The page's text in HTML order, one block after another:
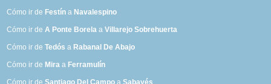
Cómo ir de Festín a Navalespino
Cómo ir deA Ponte Borela aVillarejo Sobrehuerta
Cómo ir deTedós a Rabanal De Abajo
Cómo ir de Mira a Ferramulín